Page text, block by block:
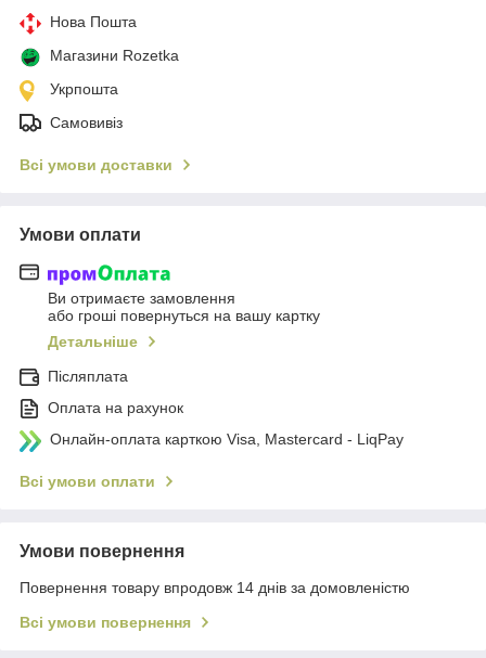
Нова Пошта
Магазини Rozetka
Укрпошта
Самовивіз
Всі умови доставки
Умови оплати
Ви отримаєте замовлення
або гроші повернуться на вашу картку
Детальніше
Післяплата
Оплата на рахунок
Онлайн-оплата карткою Visa, Mastercard - LiqPay
Всі умови оплати
Умови повернення
Повернення товару впродовж 14 днів за домовленістю
Всі умови повернення